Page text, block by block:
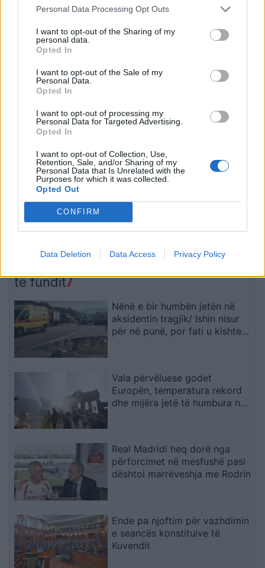
Personal Data Processing Opt Outs
I want to opt-out of the Sharing of my
personal data.
Opted In
I want to opt-out of the Sale of my
Personal Data.
Opted In
I want to opt-out of processing my
Personal Data for Targeted Advertising.
Opted In
I want to opt-out of Collection, Use,
Retention, Sale, and/or Sharing of my
Personal Data that Is Unrelated with the
Purposes for which it was collected.
Opted Out
CONFIRM
Data Deletion Data Access Privacy Policy
Austria dhe Sllovakia,
goditjeve të dënimit
Mashtronte në internet
Prokuroria e Tiranës
dërgon për gjykim
ku humbën jetën nënë e
bir nga Shqipëria, dy
më kokë (VIDEO)
BIRN: Dështimi i
të Vlorës rrezikon qindra
vdekjes, lideri suprem në
shëndetësore
të fundit
Nënë e bir humbën jetën në
aksidentin tragjik/ Ishin nisur
për në punë, por fati u kishte
Vala përvëluese godet
Europën, temperatura rekord
dhe mijëra jetë të humbura nga
Real Madridi heq dorë nga
përforcimet në mesfushë pasi
dështoi marrëveshja me Rodrin
Ende pa njoftim për vazhdimin
e seancës konstituive të
Kuvendit